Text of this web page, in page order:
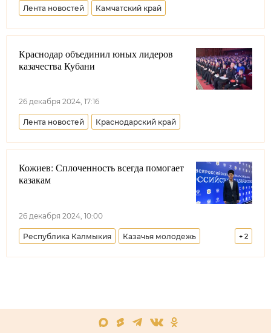
Лента новостей Камчатский край
Краснодар объединил юных лидеров
казачества Кубани
26 декабря 2024, 17:16
Лента новостей Краснодарский край
Кожиев: Сплоченность всегда помогает
казакам
26 декабря 2024, 10:00
+ 2
Республика Калмыкия Казачья молодежь
Всевеликое войско Донское Меняем стереотипы